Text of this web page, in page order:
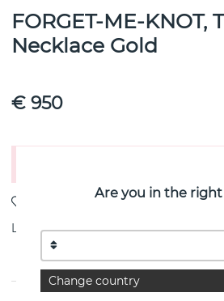
FORGET-ME-KNOT,
Necklace Gold
€ 950
Levering:voorraadartikel
Are you in the right
Change country